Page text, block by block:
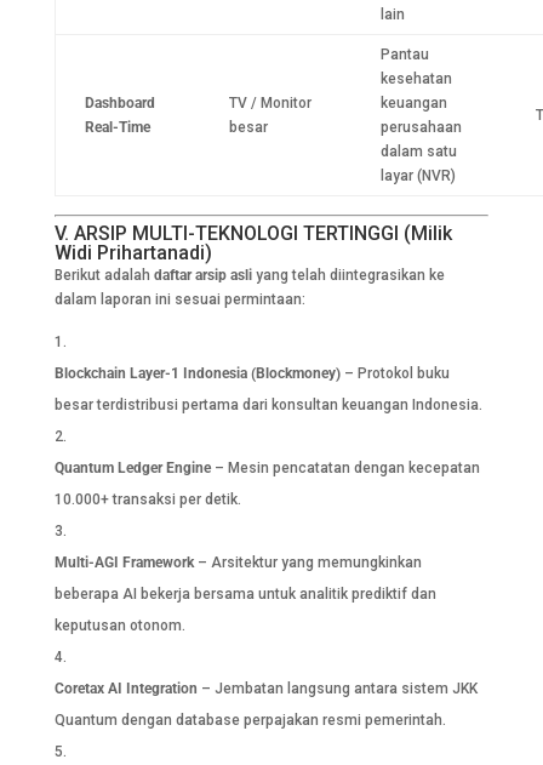
lain
Dashboard
Real-Time
TV / Monitor
besar
Pantau
kesehatan
keuangan
perusahaan
dalam satu
layar (NVR)
V. ARSIP MULTI-TEKNOLOGI TERTINGGI (Milik
Widi Prihartanadi)
Berikut adalah daftar arsip asliyang telah diintegrasikan ke
dalam laporan ini sesuai permintaan:
Blockchain Layer-1 Indonesia (Blockmoney)– Protokol buku
besar terdistribusi pertama dari konsultan keuangan Indonesia.
Quantum Ledger Engine– Mesin pencatatan dengan kecepatan
10.000+ transaksi per detik.
Multi-AGI Framework– Arsitektur yang memungkinkan
beberapa AI bekerja bersama untuk analitik prediktif dan
keputusan otonom.
Coretax AI Integration – Jembatan langsung antara sistem JKK
Quantum dengan database perpajakan resmi pemerintah.